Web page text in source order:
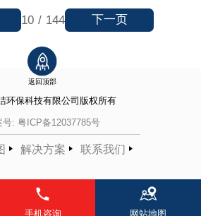
10 / 144 下一页
返回顶部
环保科技有限公司 版权所有
号: 粤ICP备12037785号
解决方案 联系我们
手机咨询 网站地图